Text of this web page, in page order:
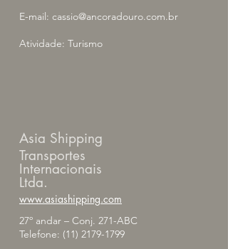
E-mail: cassio@ancoradouro.com.br
Atividade: Turismo
Asia Shipping
Transportes
Internacionais
Ltda.
www.asiashipping.com
27º andar – Conj. 271-ABC
Telefone: (11) 2179-1799